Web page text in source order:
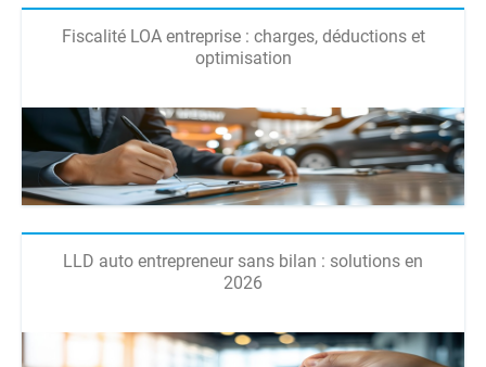
Fiscalité LOA entreprise : charges, déductions et
optimisation
LLD auto entrepreneur sans bilan : solutions en
2026